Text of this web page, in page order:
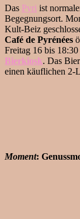
Das Pyri ist
Begegnungsort.
Kult-Beiz
Café de Pyrénées
Freitag 16 bis
Bierkiosk. Das
einen käuflichen 2-
Moment: